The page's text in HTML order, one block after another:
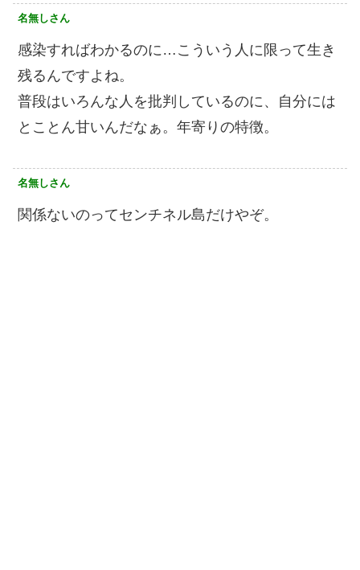
名無しさん
感染すればわかるのに…こういう人に限って生き
残るんですよね。
普段はいろんな人を批判しているのに、自分には
とことん甘いんだなぁ。年寄りの特徴。
名無しさん
関係ないのってセンチネル島だけやぞ。